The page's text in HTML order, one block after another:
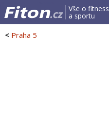
Vše o fitness
a sportu
< Praha 5